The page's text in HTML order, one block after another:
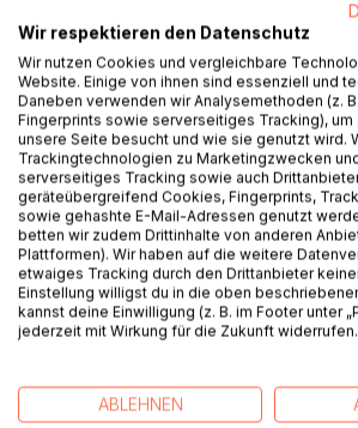
BESCHREIBUNG
Hier kommen sie wieder; anders und
wiedererkennbar, die kleinen und
Stolpersteine des Alltags und ihre
und diesmal in den zahlreichen
letzte Jahr mit sich gebracht hat. Zum
Frage danach, was Normalität, Frieden
sind. Wie facettenreich die Antworten
können und so das Leben noch einmal
Klewe, u.a. in Bildern und von mir in
Wir respektieren den Datenschutz
Wir nutzen Cookies und vergleichbare
Website. Einige von ihnen sind essenziell und
Daneben verwenden wir Analysemethoden (z.
Fingerprints sowie serverseitiges Tracking),
unsere Seite besucht und wie sie genutzt wird.
Trackingtechnologien zu Marketingzwecken
serverseitiges Tracking sowie auch
geräteübergreifend Cookies, Fingerprints,
sowie gehashte E-Mail-Adressen genutzt
betten wir zudem Drittinhalte von anderen
Plattformen). Wir haben auf die weitere
etwaiges Tracking durch den Drittanbieter
Einstellung willigst du in die oben
kannst deine Einwilligung (z. B. im Footer unter
jederzeit mit Wirkung für die Zukunft
ABLEHNEN